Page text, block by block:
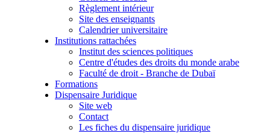
Règlement intérieur
Site des enseignants
Calendrier universitaire
Institutions rattachées
Institut des sciences politiques
Centre d'études des droits du monde arabe
Faculté de droit - Branche de Dubaï
Formations
Dispensaire Juridique
Site web
Contact
Les fiches du dispensaire juridique